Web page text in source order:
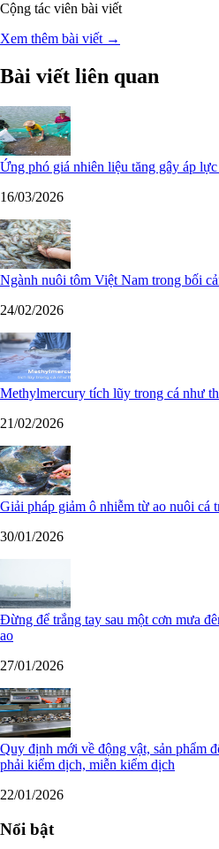
Cộng tác viên bài viết
Xem thêm bài viết →
Bài viết liên quan
Ứng phó giá nhiên liệu tăng gây áp
16/03/2026
Ngành nuôi tôm Việt Nam trong bối
24/02/2026
Methylmercury tích lũy trong cá như
21/02/2026
Giải pháp giảm ô nhiễm từ ao nuôi cá
30/01/2026
Đừng để trắng tay sau một cơn mưa
ao
27/01/2026
Quy định mới về động vật, sản phẩm
phải kiểm dịch, miễn kiểm dịch
22/01/2026
Nổi bật